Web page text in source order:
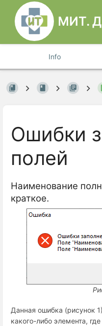
МИТ.
Info
Ошибки
полей
Наименование
краткое.
Данная ошибка (рисунок 1)
какого-либо элемента,